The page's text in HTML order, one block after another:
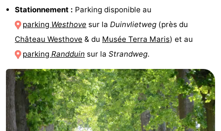
Stationnement : Parking disponible au
parking Westhove sur laDuinvlietweg (près du
Château Westhove & du Musée Terra Maris) et au
parkingRandduin sur laStrandweg.